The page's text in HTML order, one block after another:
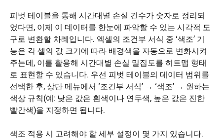
피벗 테이블을 통해 시간대별 손실 건수가 숫자로 정리되
었다면, 이제 이 데이터를 한눈에 파악할 수 있는 시각적 도
구로 변환할 차례입니다. 엑셀의 조건부 서식 중 ‘색조’ 기
능은 각 셀의 값 크기에 따라 배경색을 자동으로 변화시켜
주는데, 이를 활용해 시간대별 손실 밀집도를 히트맵 형태
로 표현할 수 있습니다. 우선 피벗 테이블의 데이터 범위를
선택한 후, 상단 메뉴에서 ‘조건부 서식’ → ‘색조’ → 원하는
색상 규칙(예: 낮은 값은 흰색이나 연두색, 높은 값은 진한
빨간색)을 지정하면 됩니다.
색조 적용 시 고려해야 할 세부 설정이 몇 가지 있습니다.